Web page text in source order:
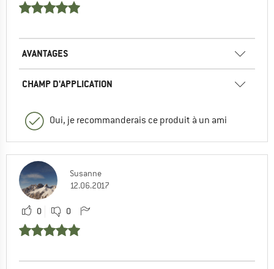
AVANTAGES
CHAMP D'APPLICATION
Oui, je recommanderais ce produit à un ami
Susanne
12.06.2017
0 0